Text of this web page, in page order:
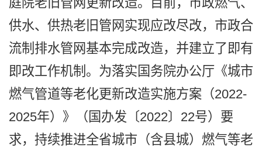
供水、供热老旧管网实现应改尽改，市政合
流制排水管网基本完成改造，并建立了即有
即改工作机制。为落实国务院办公厅《城市
燃气管道等老化更新改造实施方案（2022-
2025年）》（国办发〔2022〕22号）要
求，持续推进全省城市（含县城）燃气等老